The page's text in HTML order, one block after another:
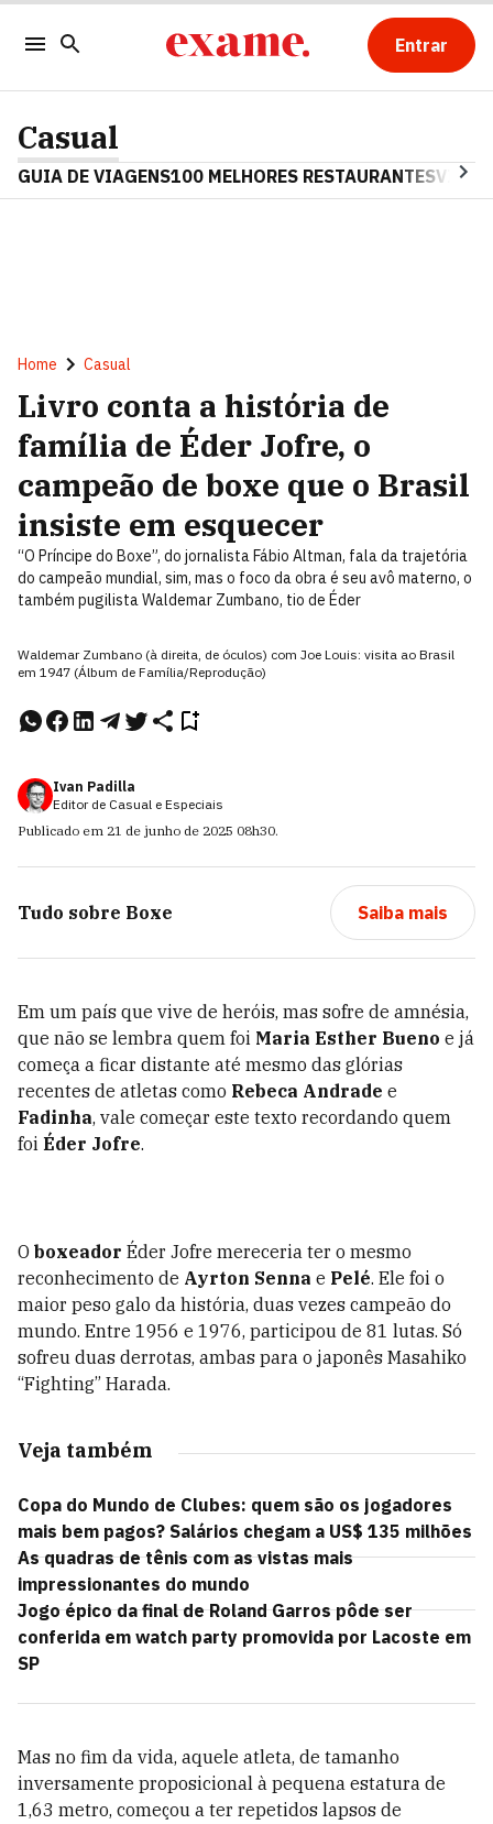
Entrar
Casual
GUIA DE VIAGENS100 MELHORES RESTAURANTES
Home Casual
Livro conta a história de
família de Éder Jofre, o
campeão de boxe que o Brasil
insiste em esquecer
“O Príncipe do Boxe”, do jornalista Fábio Altman, fala da trajetória
do campeão mundial, sim, mas o foco da obra é seu avô materno, o
também pugilista Waldemar Zumbano, tio de Éder
Waldemar Zumbano (à direita, de óculos) com Joe Louis: visita ao Brasil
em 1947 (Álbum de Família/Reprodução)
Ivan Padilla
Editor de Casual e Especiais
Publicado em 21 de junho de 2025 08h30.
Tudo sobre Boxe Saiba mais
Em um país que vive de heróis, mas sofre de amnésia,
que não se lembra quem foi Maria Esther Bueno e já
começa a ficar distante até mesmo das glórias
recentes de atletas como Rebeca Andrade e
Fadinha, vale começar este texto recordando quem
foi Éder Jofre.
O boxeador Éder Jofre mereceria ter o mesmo
reconhecimento de Ayrton Senna e Pelé. Ele foi o
maior peso galo da história, duas vezes campeão do
mundo. Entre 1956 e 1976, participou de 81 lutas. Só
sofreu duas derrotas, ambas para o japonês Masahiko
“Fighting” Harada.
Veja também
Copa do Mundo de Clubes: quem são os jogadores
mais bem pagos? Salários chegam a US$ 135 milhões
As quadras de tênis com as vistas mais
impressionantes do mundo
Jogo épico da final de Roland Garros pôde ser
conferida em watch party promovida por Lacoste em
SP
Mas no fim da vida, aquele atleta, de tamanho
inversamente proposicional à pequena estatura de
1,63 metro, começou a ter repetidos lapsos de